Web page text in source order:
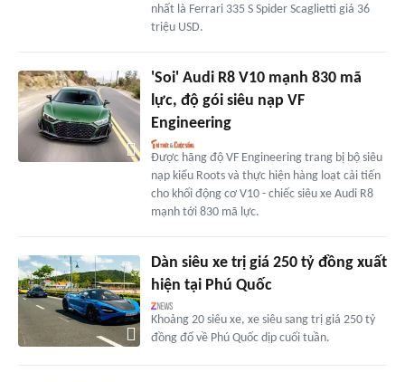
nhất là Ferrari 335 S Spider Scaglietti giá 36
triệu USD.
'Soi' Audi R8 V10 mạnh 830 mã
lực, độ gói siêu nạp VF
Engineering
Được hãng độ VF Engineering trang bị bộ siêu
nạp kiểu Roots và thực hiện hàng loạt cải tiến
cho khối động cơ V10 - chiếc siêu xe Audi R8
mạnh tới 830 mã lực.
Dàn siêu xe trị giá 250 tỷ đồng xuất
hiện tại Phú Quốc
Khoảng 20 siêu xe, xe siêu sang trị giá 250 tỷ
đồng đổ về Phú Quốc dịp cuối tuần.